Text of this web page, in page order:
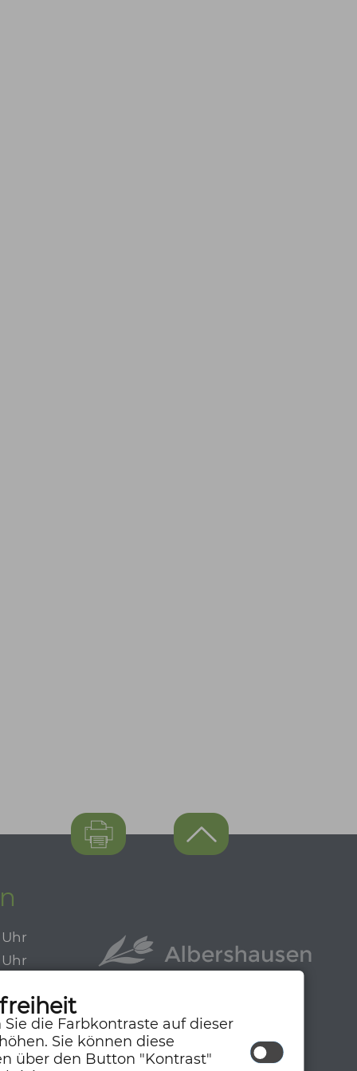
Uhr
Uhr
Uhr
Sie die Farbkontraste auf dieser
Sie können diese
über den Button "Kontrast"